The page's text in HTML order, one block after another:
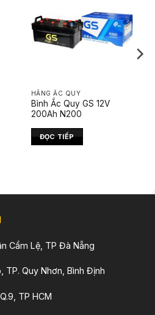
HÃNG ẮC QUY
Bình Ắc Quy GS 12V
200Ah N200
ĐỌC TIẾP
Cẩm Lệ, TP Đà Nẵng
Quy Nhơn, Bình Định
TP HCM